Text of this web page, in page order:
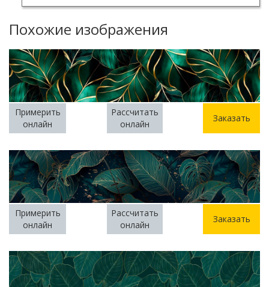
Похожие изображения
Примерить
онлайн
Рассчитать
онлайн
Заказать
Примерить
онлайн
Рассчитать
онлайн
Заказать